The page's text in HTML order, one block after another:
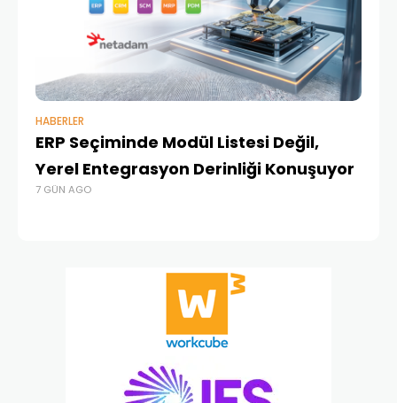
HABERLER
ERP Seçiminde Modül Listesi Değil,
Yerel Entegrasyon Derinliği Konuşuyor
7 GÜN AGO